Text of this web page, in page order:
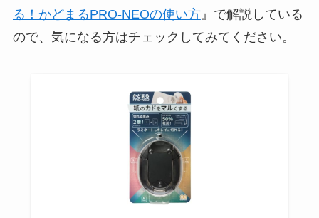
る！かどまるPRO-NEOの使い方』で解説している
ので、気になる方はチェックしてみてください。